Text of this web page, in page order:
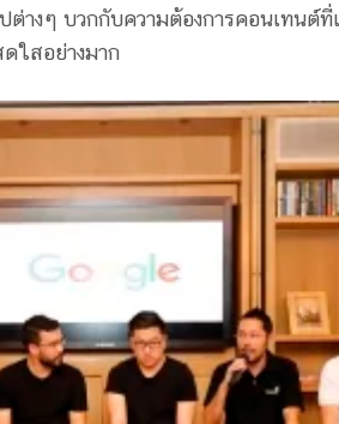
ต่างๆ บวกกับความต้องการคอนเทนต์
ใสอย่างมาก